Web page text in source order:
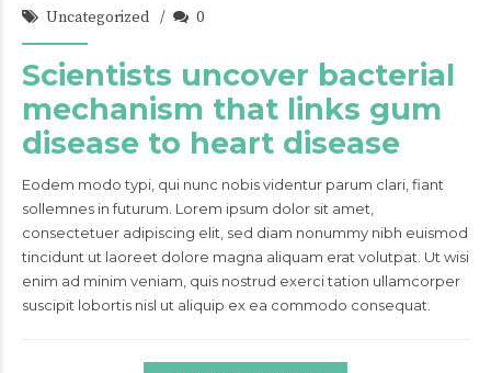
Uncategorized 0
Scientists uncover bacterial
mechanism that links gum
disease to heart disease
Eodem modo typi, qui nunc nobis videntur parum clari, fiant
sollemnes in futurum. Lorem ipsum dolor sit amet,
consectetuer adipiscing elit, sed diam nonummy nibh euismod
tincidunt ut laoreet dolore magna aliquam erat volutpat. Ut wisi
enim ad minim veniam, quis nostrud exerci tation ullamcorper
suscipit lobortis nisl ut aliquip ex ea commodo consequat.